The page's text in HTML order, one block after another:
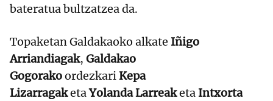
bateratua bultzatzea da.
Topaketan Galdakaoko alkate Iñigo
Arriandiagak, Galdakao
GogorakoordezkariKepa
LizarragaketaYolanda Larreaketa Intxorta